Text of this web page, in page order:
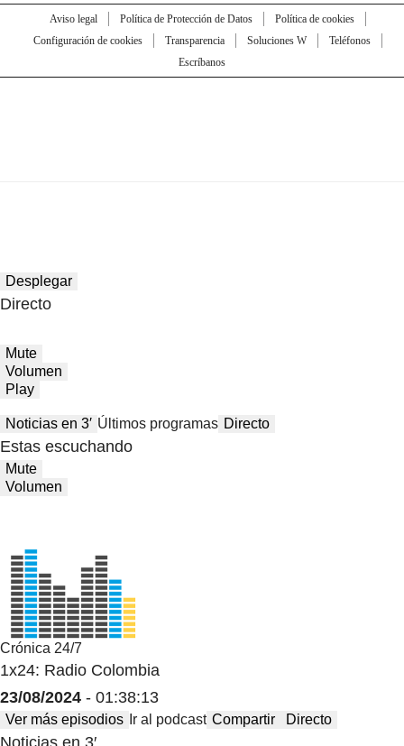
Aviso legal Política de Protección de Datos
Política de cookies
Configuración de cookies
Transparencia Soluciones W
Teléfonos
Escríbanos
Desplegar
Directo
Mute
Volumen
Play
Noticias en 3′ Últimos programas Directo
Estas escuchando
Mute
Volumen
Crónica 24/7
1x24: Radio Colombia
23/08/2024 - 01:38:13
Ver más episodios Ir al podcast Compartir Directo